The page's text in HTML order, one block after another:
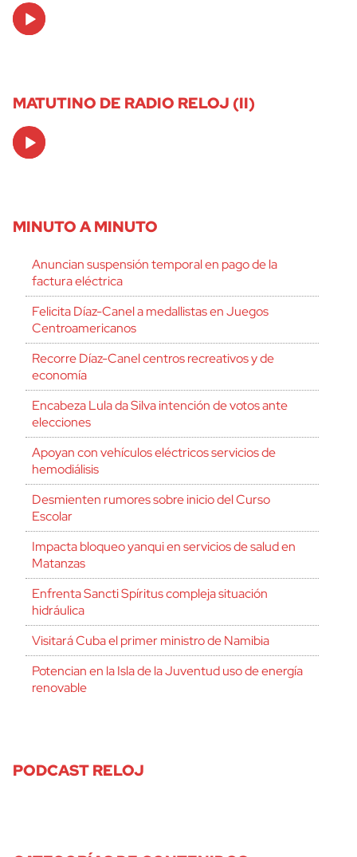
Audio
Player
MATUTINO DE RADIO RELOJ (II)
Audio
Player
MINUTO A MINUTO
Anuncian suspensión temporal en pago de la
factura eléctrica
Felicita Díaz-Canel a medallistas en Juegos
Centroamericanos
Recorre Díaz-Canel centros recreativos y de
economía
Encabeza Lula da Silva intención de votos ante
elecciones
Apoyan con vehículos eléctricos servicios de
hemodiálisis
Desmienten rumores sobre inicio del Curso
Escolar
Impacta bloqueo yanqui en servicios de salud en
Matanzas
Enfrenta Sancti Spíritus compleja situación
hidráulica
Visitará Cuba el primer ministro de Namibia
Potencian en la Isla de la Juventud uso de energía
renovable
PODCAST RELOJ